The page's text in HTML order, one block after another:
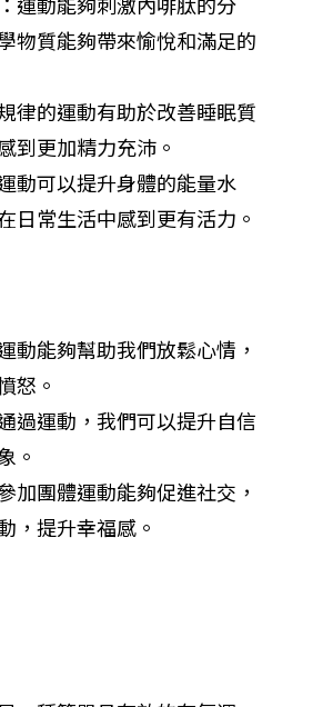
物質能夠帶來愉悅和滿足的
律的運動有助於改善睡眠質
到更加精力充沛。
動可以提升身體的能量水
日常生活中感到更有活力。
動能夠幫助我們放鬆心情，
怒。
過運動，我們可以提升自信
。
加團體運動能夠促進社交，
，提升幸福感。